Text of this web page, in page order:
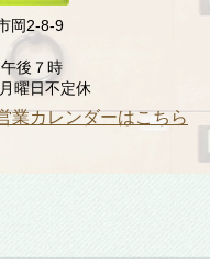
岡2-8-9
後７時
曜日不定休
業カレンダーはこちら